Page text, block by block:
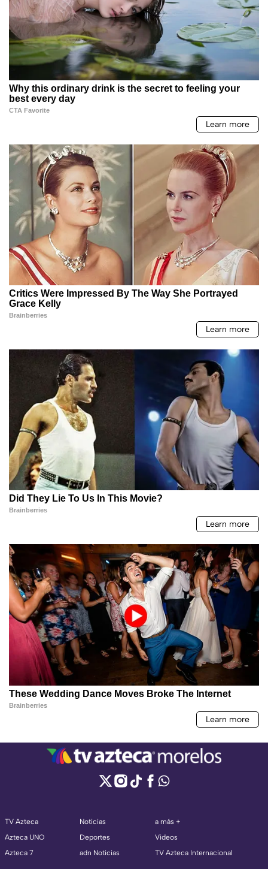
TV Azteca
Azteca UNO
Azteca 7
Noticias
Deportes
adn Noticias
a más +
Videos
TV Azteca Internacional